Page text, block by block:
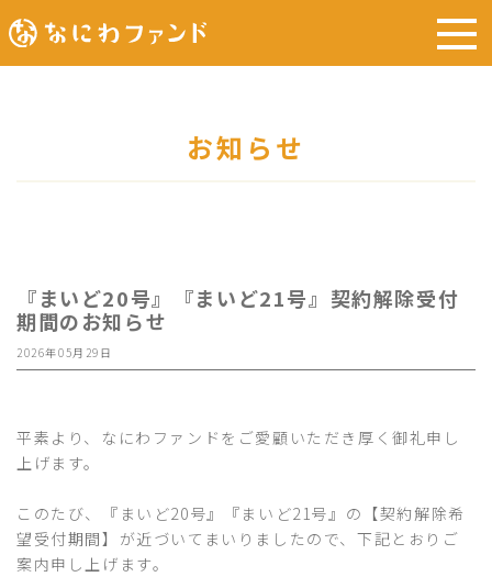
お知らせ
『まいど20号』『まいど21号』契約解除受付
期間のお知らせ
2026年05月29日
平素より、なにわファンドをご愛顧いただき厚く御礼申し
上げます。
このたび、『まいど20号』『まいど21号』の【契約解除希
望受付期間】が近づいてまいりましたので、下記とおりご
案内申し上げます。